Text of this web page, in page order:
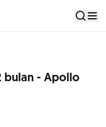
bulan - Apollo